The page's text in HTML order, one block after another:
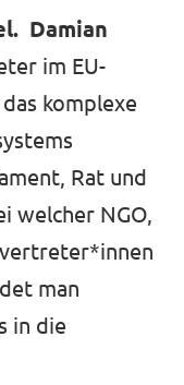
Damian
im EU-
komplexe
Rat und
welcher NGO,
man
in die